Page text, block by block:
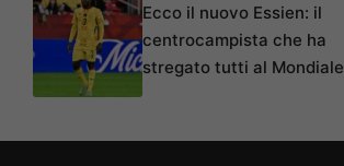
Ecco il nuovo Essien: il
centrocampista che ha
stregato tutti al Mondiale